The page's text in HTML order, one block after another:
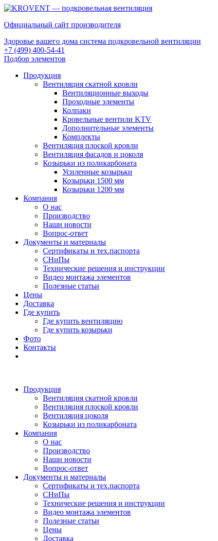
Официальный сайт производителя
Здоровье вашего дома система подкровельной вентиляции
+7 (499) 400-54-41
Подбор элементов
Продукция
Вентиляция скатной кровли
Вентиляционные выходы
Проходные элементы
Колпаки
Кровельные вентили KTV
Дополнительные элементы
Комплекты
Вентиляция плоской кровли
Вентиляция фасадов и цоколя
Козырьки из поликарбоната
Усиленные козырьки
Козырьки 1500 мм
Козырьки 1200 мм
Компания
О нас
Производство
Наши новости
Вопрос-ответ
Документы и материалы
Сертификаты и тех.паспорта
СНиПы
Технические решения и инструкции
Видео монтажа элементов
Полезные статьи
Цены
Доставка
Где купить
Где купить вентиляцию
Где купить козырьки
Фото
Контакты
Продукция
Вентиляция скатной кровли
Вентиляция плоской кровли
Вентиляция цоколя
Козырьки из поликарбоната
Компания
О нас
Производство
Наши новости
Вопрос-ответ
Документы и материалы
Сертификаты и тех.паспорта
СНиПы
Технические решения и инструкции
Видео монтажа элементов
Полезные статьи
Цены
Доставка